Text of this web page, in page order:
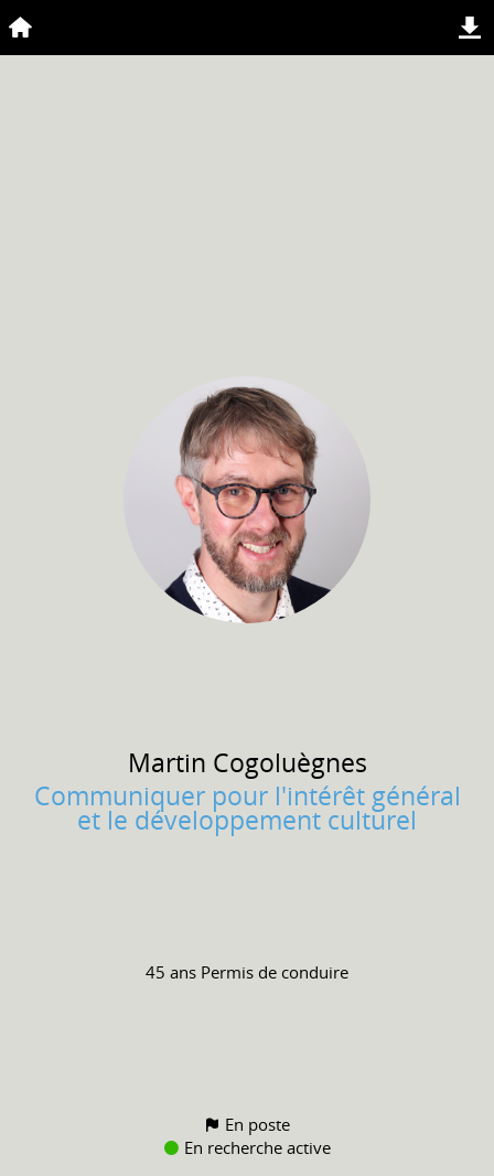
Martin Cogoluègnes
Communiquer pour l'intérêt général
et le développement culturel
45 ans Permis de conduire
En poste
En recherche active